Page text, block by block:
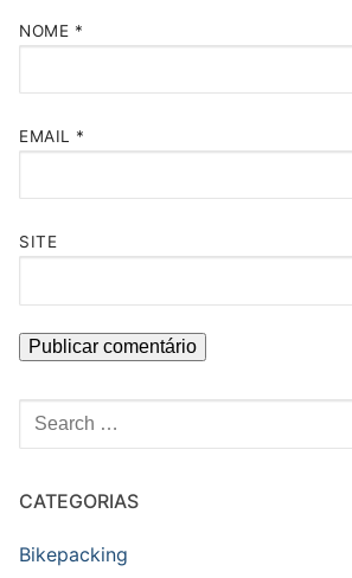
NOME *
EMAIL *
SITE
Pesquisar
por:
CATEGORIAS
Bikepacking